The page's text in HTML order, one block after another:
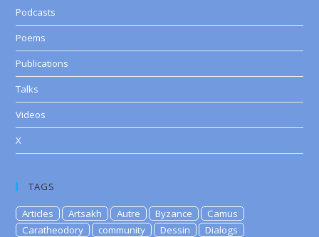
Podcasts
Poems
Publications
Talks
Videos
X
TAGS
Articles Artsakh Autre Byzance
Camus
Caratheodory
community Dessin
Dialogs